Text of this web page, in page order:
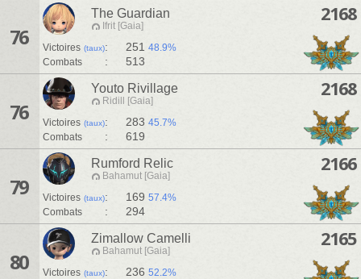
76
The Guardian
Ifrit [Gaia]
Victoires (taux): 251 48.9%
Combats
: 513
2168
76
Youto Rivillage
Ridill [Gaia]
Victoires (taux): 283 45.7%
Combats
: 619
2168
79
Rumford Relic
Bahamut [Gaia]
Victoires (taux): 169 57.4%
Combats
: 294
2166
80
Zimallow Camelli
Bahamut [Gaia]
Victoires (taux): 236 52.2%
2165